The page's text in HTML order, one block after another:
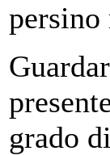
persino
grado